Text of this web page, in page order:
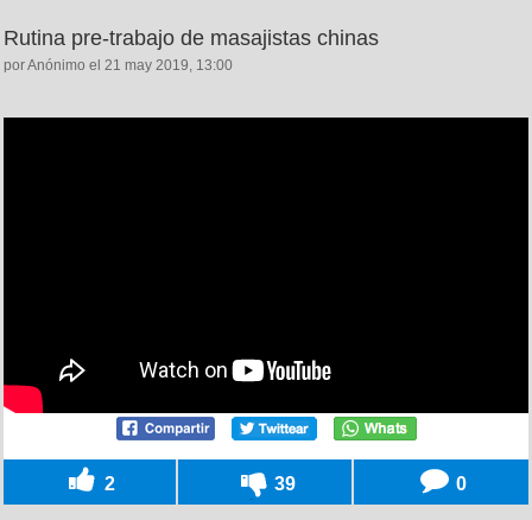
Rutina pre-trabajo de masajistas chinas
por Anónimo el 21 may 2019, 13:00
2 39 0